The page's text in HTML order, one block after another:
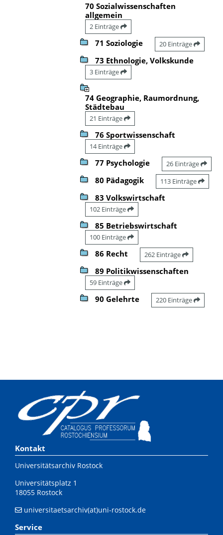
70 Sozialwissenschaften
allgemein
2 Einträge
71 Soziologie 20 Einträge
73 Ethnologie, Volkskunde
3 Einträge
74 Geographie, Raumordnung,
Städtebau
21 Einträge
76 Sportwissenschaft
14 Einträge
77 Psychologie 26 Einträge
80 Pädagogik 113 Einträge
83 Volkswirtschaft
102 Einträge
85 Betriebswirtschaft
100 Einträge
86 Recht 262 Einträge
89 Politikwissenschaften
59 Einträge
90 Gelehrte 220 Einträge
Kontakt
Universitätsarchiv Rostock
Universitätsplatz 1
18055 Rostock
universitaetsarchiv(at)uni-rostock.de
Service